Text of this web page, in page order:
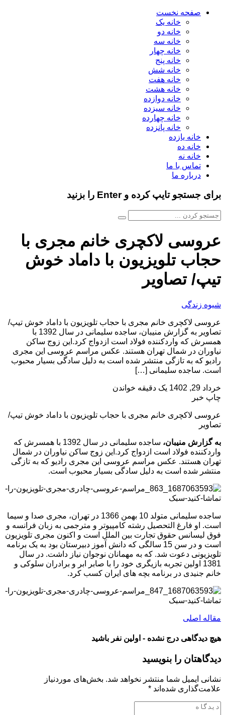
صفحه نخست
خانه یک
خانه دو
خانه سه
خانه چهار
خانه پنج
خانه شش
خانه هفت
خانه هشت
خانه دوازده
خانه سیزده
خانه چهارده
خانه پانزده
خانه یازده
خانه ده
خانه نه
تماس با ما
درباره ما
برای جستجو تایپ کرده و Enter را بزنید
عروسی لاکچری خانم مجری با
حجاب تلویزیون با داماد خوش
تیپ/ تصاویر
شیوه زندگی
عروسی لاکچری خانم مجری با حجاب تلویزیون با داماد خوش تیپ/
تصاویر به گزارش منیبان، ساجده سلیمانی در سال 1392 با
همسرش که واردکننده فولاد است ازدواج کرد.این زوج ساکن
نیاوران در شمال تهران هستند. عکس مراسم عروسی این مجری
رادیو که به تازگی منتشر شده است به دلیل سادگی بسیار محبوب
است. ساجده سلیمانی […]
خرداد 29, 1402
یک دقیقه خواندن
چاپ خبر
عروسی لاکچری خانم مجری با حجاب تلویزیون با داماد خوش تیپ/
تصاویر
به گزارش منیبان،
ساجده سلیمانی در سال 1392 با همسرش که
واردکننده فولاد است ازدواج کرد.این زوج ساکن نیاوران در شمال
تهران هستند. عکس مراسم عروسی این مجری رادیو که به تازگی
منتشر شده است به دلیل سادگی بسیار محبوب است.
ساجده سلیمانی متولد 10 بهمن 1366 در تهران، مجری صدا و سیما
است. او فارغ التحصیل رشته کامپیوتر و مترجمی به زبان فرانسه و
فوق لیسانس حقوق تجارت بین الملل است و اکنون مجری تلویزیون
است و در سن 15 سالگی که دانش آموز دبیرستان بود به یک برنامه
تلویزیونی دعوت شد. که به مهمانان نوجوان نیاز داشت. در سال
1381 اولین تجربه بازیگری خود را با صابر ابر و برادران سلوکی و
خانم جنیدی در برنامه بچه های ایران کسب کرد.
مقاله اصلی
هیچ دیدگاهی درج نشده - اولین نفر باشید
دیدگاهتان را بنویسید
نشانی ایمیل شما منتشر نخواهد شد. بخش‌های موردنیاز
علامت‌گذاری شده‌اند *